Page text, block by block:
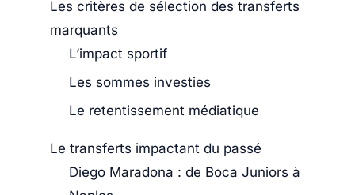
Les critères de sélection des transferts
marquants
L’impact sportif
Les sommes investies
Le retentissement médiatique
Le transferts impactant du passé
Diego Maradona : de Boca Juniors à